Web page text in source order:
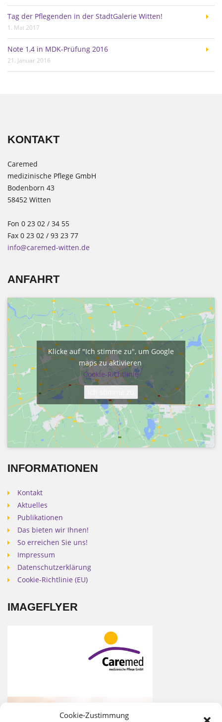
Cookie-Zustimmung
Tag der Pflegenden in der StadtGalerie Witten!
1. Mai 2017
Note 1,4 in MDK-Prüfung 2016
21. Januar 2016
KONTAKT
Caremed
medizinische Pflege GmbH
Bodenborn 43
58452 Witten
Fon 0 23 02 / 34 55
Fax 0 23 02 / 93 23 77
info@caremed-witten.de
ANFAHRT
Klicke auf "Ich stimme zu", um Google
maps zu aktivieren
Cookie-Richtlinie
INFORMATIONEN
Kontakt
Aktuelles
Publikationen
Das bieten wir Ihnen!
So erreichen Sie uns!
Impressum
Datenschutzerklärung
Cookie-Richtlinie (EU)
IMAGEFLYER